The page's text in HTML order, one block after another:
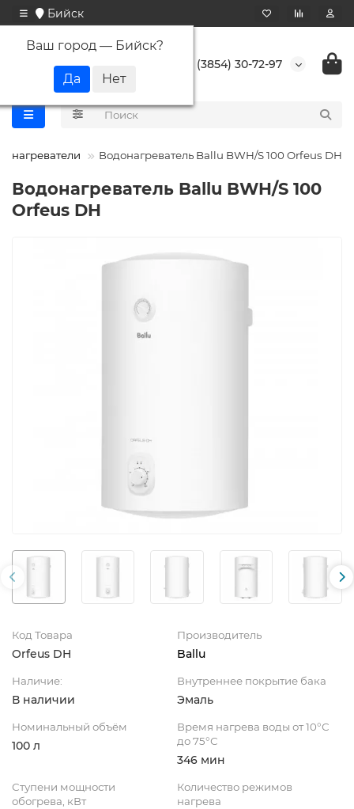
Бийск
Ваш город — Бийск?
+7 (3854) 30-72-97
Водонагреватель Ballu BWH/S 100 Orfeus DH
Водонагреватель Ballu BWH/S 100
Orfeus DH
Код Товара
Orfeus DH
Производитель
Ballu
Наличие:
В наличии
Внутреннее покрытие бака
Эмаль
Номинальный объём
100 л
Время нагрева воды от 10°С
до 75°С
346 мин
Ступени мощности
обогрева, кВт
Количество режимов
нагрева